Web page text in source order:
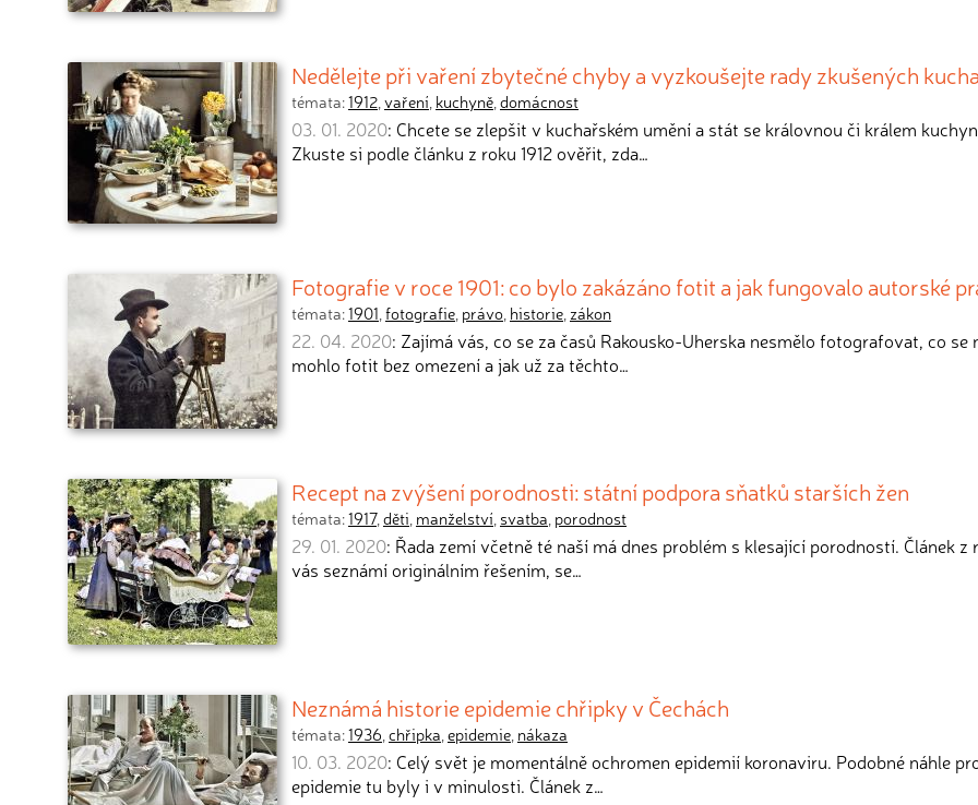
Nedělejte při vaření zbytečné chyby a vyzkoušejte rady zkušených
témata:1912,vaření, kuchyně,domácnost
03. 01. 2020: Chcete se zlepšit v kuchařském umění a stát se královnou či králem
Zkuste si podle článku z roku 1912 ověřit, zda…
Fotografie v roce 1901: co bylo zakázáno fotit a jak fungovalo autorské
témata:1901,fotografie, právo, historie, zákon
22. 04. 2020: Zajímá vás, co se za časů Rakousko-Uherska nesmělo fotografovat, co se
mohlo fotit bez omezení a jak už za těchto…
Recept na zvýšení porodnosti: státní podpora sňatků starších žen
témata:1917,děti, manželství, svatba, porodnost
29. 01. 2020: Řada zemí včetně té naší má dnes problém s klesající porodností. Článek z
vás seznámí originálním řešením, se…
Neznámá historie epidemie chřipky v Čechách
témata:1936,chřipka,epidemie, nákaza
10. 03. 2020: Celý svět je momentálně ochromen epidemií koronaviru. Podobné náhle
epidemie tu byly i v minulosti. Článek z…